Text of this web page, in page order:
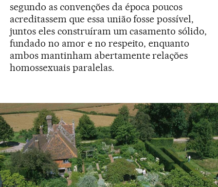
segundo as convenções da época poucos
acreditassem que essa união fosse possível,
juntos eles construíram um casamento sólido,
fundado no amor e no respeito, enquanto
ambos mantinham abertamente relações
homossexuais paralelas.